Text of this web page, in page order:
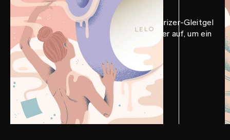
Trage etwas LELO Personal Moisturizer-Gleitgel
auf das Produkt sowie deinen Körper auf, um ein
genussvolleres Erlebnis zu haben.